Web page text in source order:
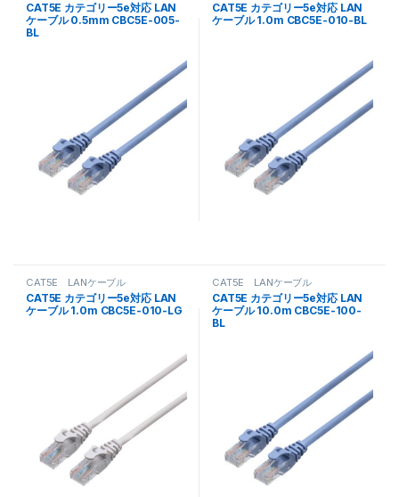
CAT5E カテゴリー5e対応 LAN
ケーブル 0.5mm CBC5E-005-
BL
CAT5E カテゴリー5e対応 LAN
ケーブル 1.0m CBC5E-010-BL
CAT5E LANケーブル
CAT5E カテゴリー5e対応 LAN
ケーブル 1.0m CBC5E-010-LG
CAT5E LANケーブル
CAT5E カテゴリー5e対応 LAN
ケーブル 10.0m CBC5E-100-
BL